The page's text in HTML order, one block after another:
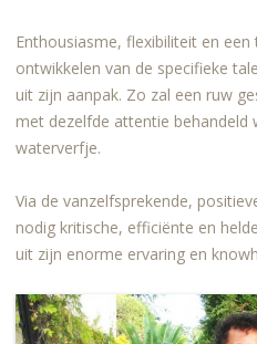
Enthousiasme, flexibiliteit en
ontwikkelen van de specifieke
uit zijn aanpak. Zo zal een ruw
met dezelfde attentie behandeld
waterverfje.
Via de vanzelfsprekende,
nodig kritische, efficiënte en
uit zijn enorme ervaring en